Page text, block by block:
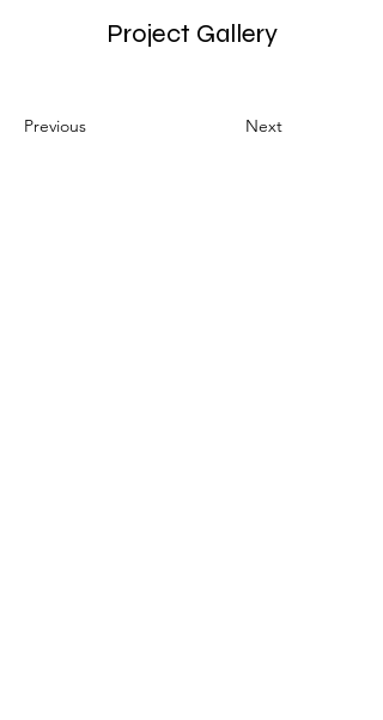
Project Gallery
Previous Next